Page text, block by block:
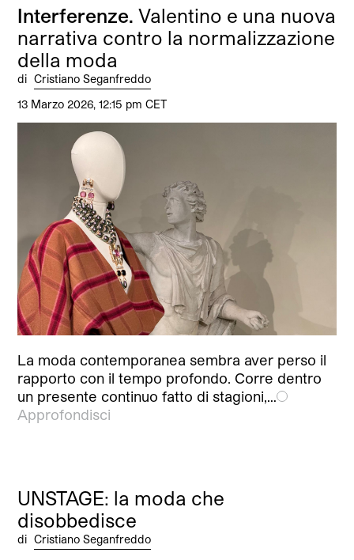
Interferenze. Valentino e una nuova
narrativa contro la normalizzazione
della moda
di Cristiano Seganfreddo
13 Marzo 2026, 12:15 pm CET
La moda contemporanea sembra aver perso il
rapporto con il tempo profondo. Corre dentro
un presente continuo fatto di stagioni,…
Approfondisci
UNSTAGE: la moda che
disobbedisce
di Cristiano Seganfreddo